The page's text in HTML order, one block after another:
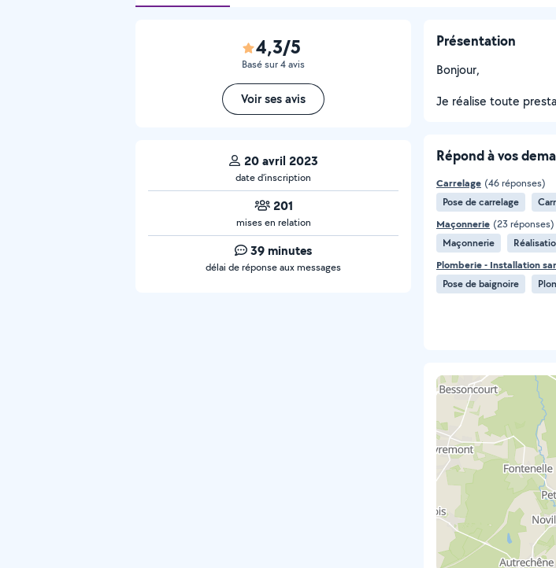
4,3/5
Basé sur 4 avis
Voir ses avis
20 avril 2023
date d’inscription
201
mises en relation
39 minutes
délai de réponse aux messages
Présentation
Bonjour,
Je réalise toute
Répond à vos
Carrelage (46 réponses)
Pose de carrelage
Maçonnerie (23 réponses)
Maçonnerie
Plomberie - Installation
Pose de baignoire